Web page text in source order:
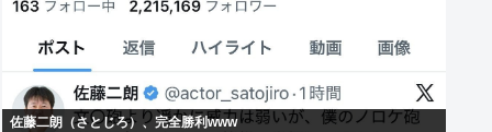
佐藤二朗（さとじろ）、完全勝利www